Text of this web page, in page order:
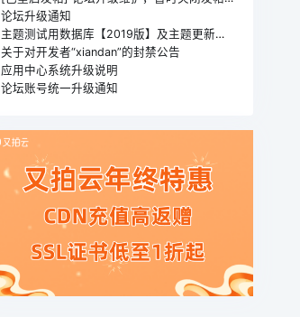
论坛升级通知
主题测试用数据库【2019版】及主题更新注意事项
关于对开发者“xiandan”的封禁公告
应用中心系统升级说明
论坛账号统一升级通知